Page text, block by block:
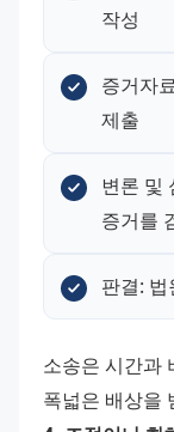
작성
증거자
제출
변론 및
증거를
판결:
소송은 시간과
폭넓은 배상을